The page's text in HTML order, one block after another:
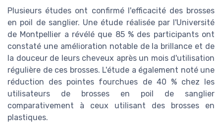
Plusieurs études ont confirmé l'efficacité des brosses
en poil de sanglier. Une étude réalisée par l'Université
de Montpellier a révélé que 85 % des participants ont
constaté une amélioration notable de la brillance et de
la douceur de leurs cheveux après un mois d'utilisation
régulière de ces brosses. L'étude a également noté une
réduction des pointes fourchues de 40 % chez les
utilisateurs de brosses en poil de sanglier
comparativement à ceux utilisant des brosses en
plastiques.